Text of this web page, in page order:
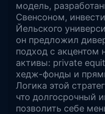
модель,
Свенсоном,
Йельского
он предложил
подход с акцентом
активы: private
хедж-фонды и
Логика этой
что долгосрочный
позволить себе